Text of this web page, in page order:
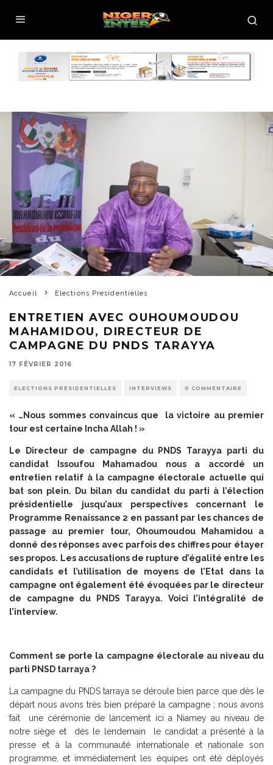
Accueil Elections Presidentielles
ENTRETIEN AVEC OUHOUMOUDOU
MAHAMIDOU, DIRECTEUR DE
CAMPAGNE DU PNDS TARAYYA
17 FÉVRIER 2016
ELECTIONS PRESIDENTIELLES INTERVIEWS 0 COMMENTAIRE
« …Nous sommes convaincus que la victoire au premier
tour est certaine Incha Allah ! »
Le Directeur de campagne du PNDS Tarayya parti du
candidat Issoufou Mahamadou nous a accordé un
entretien relatif à la campagne électorale actuelle qui
bat son plein. Du bilan du candidat du parti à l’élection
présidentielle jusqu’aux perspectives concernant le
Programme Renaissance 2 en passant par les chances de
passage au premier tour, Ohoumoudou Mahamidou a
donné des réponses avec parfois des chiffres pour étayer
ses propos. Les accusations de rupture d’égalité entre les
candidats et l’utilisation de moyens de l’Etat dans la
campagne ont également été évoquées par le directeur
de campagne du PNDS Tarayya. Voici l’intégralité de
l’interview.
Comment se porte la campagne électorale au niveau du
parti PNSD tarraya ?
La campagne du PNDS tarraya se déroule bien parce que dès le
départ nous avons très bien préparé la campagne ; nous avons
fait une cérémonie de lancement ici a Niamey au niveau de
notre siège et dès le lendemain le candidat a présenté à la
presse et à la communauté internationale et nationale son
programme, et immédiatement les équipes ont été déployés